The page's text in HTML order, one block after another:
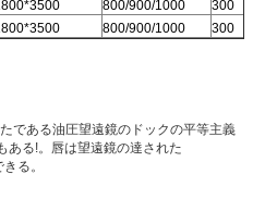
800/900/1000
300
800/900/1000 300
である油圧望遠鏡のドックの平等主義
ある!。唇は望遠鏡の達された
る。